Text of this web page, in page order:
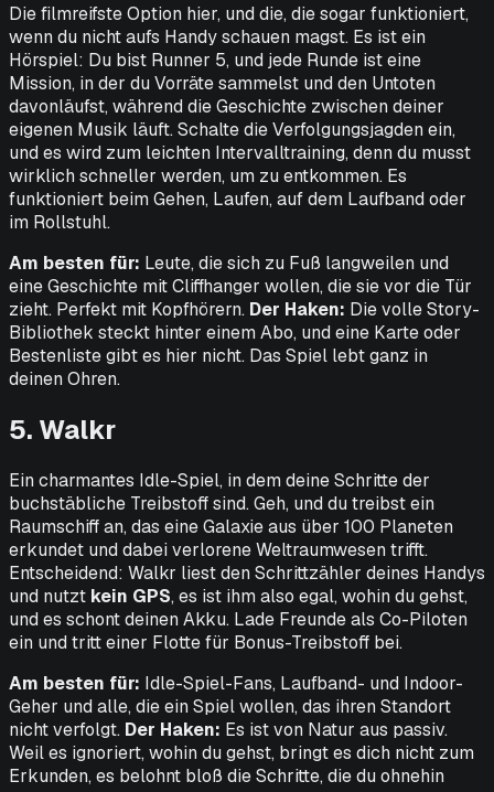
Die filmreifste Option hier, und die, die sogar funktioniert,
wenn du nicht aufs Handy schauen magst. Es ist ein
Hörspiel: Du bist Runner 5, und jede Runde ist eine
Mission, in der du Vorräte sammelst und den Untoten
davonläufst, während die Geschichte zwischen deiner
eigenen Musik läuft. Schalte die Verfolgungsjagden ein,
und es wird zum leichten Intervalltraining, denn du musst
wirklich schneller werden, um zu entkommen. Es
funktioniert beim Gehen, Laufen, auf dem Laufband oder
im Rollstuhl.
Am besten für: Leute, die sich zu Fuß langweilen und
eine Geschichte mit Cliffhanger wollen, die sie vor die Tür
zieht. Perfekt mit Kopfhörern. Der Haken: Die volle Story-
Bibliothek steckt hinter einem Abo, und eine Karte oder
Bestenliste gibt es hier nicht. Das Spiel lebt ganz in
deinen Ohren.
5. Walkr
Ein charmantes Idle-Spiel, in dem deine Schritte der
buchstäbliche Treibstoff sind. Geh, und du treibst ein
Raumschiff an, das eine Galaxie aus über 100 Planeten
erkundet und dabei verlorene Weltraumwesen trifft.
Entscheidend: Walkr liest den Schrittzähler deines Handys
und nutzt kein GPS, es ist ihm also egal, wohin du gehst,
und es schont deinen Akku. Lade Freunde als Co-Piloten
ein und tritt einer Flotte für Bonus-Treibstoff bei.
Am besten für: Idle-Spiel-Fans, Laufband- und Indoor-
Geher und alle, die ein Spiel wollen, das ihren Standort
nicht verfolgt. Der Haken: Es ist von Natur aus passiv.
Weil es ignoriert, wohin du gehst, bringt es dich nicht zum
Erkunden, es belohnt bloß die Schritte, die du ohnehin